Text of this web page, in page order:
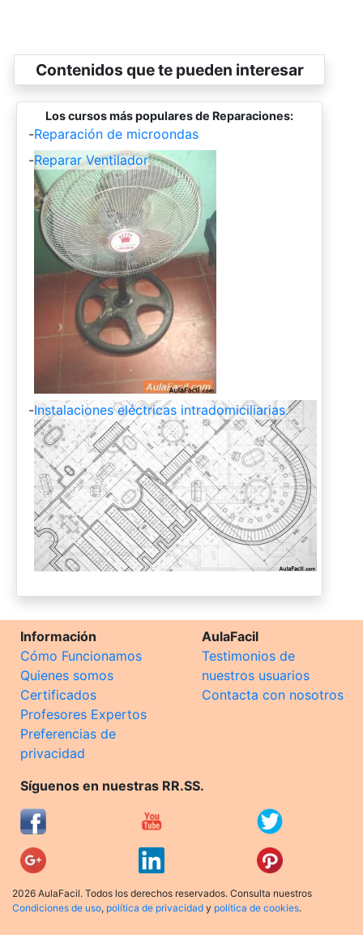
Contenidos que te pueden interesar
Los cursos más populares de Reparaciones:
-Reparación de microondas
-Reparar Ventilador
-Instalaciones eléctricas intradomiciliarias.
Información
Cómo Funcionamos
Quienes somos
Certificados
Profesores Expertos
Preferencias de
privacidad
AulaFacil
Testimonios de
nuestros usuarios
Contacta con nosotros
Síguenos en nuestras RR.SS.
2026 AulaFacil. Todos los derechos reservados. Consulta nuestros
Condiciones de uso, política de privacidad y política de cookies.